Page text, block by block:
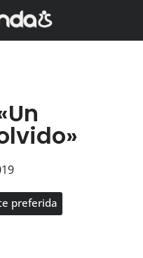
preferida